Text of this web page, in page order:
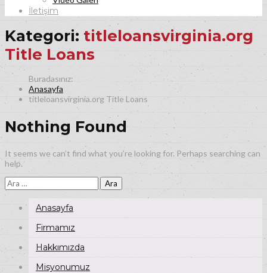
İletişim
Kategori: titleloansvirginia.org
Title Loans
Anasayfa
titleloansvirginia.org Title Loans
Nothing Found
It seems we can’t find what you’re looking for. Perhaps searching can
help.
Arama:
Anasayfa
Firmamız
Hakkımızda
Misyonumuz